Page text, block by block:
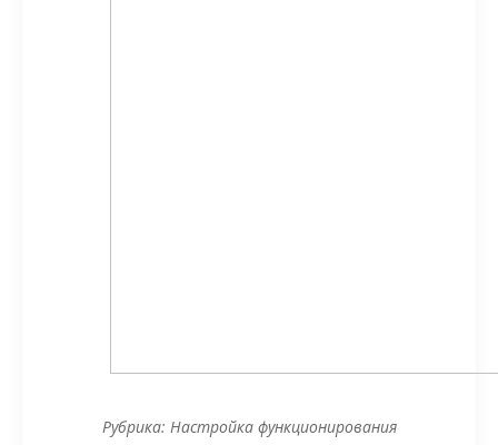
Рубрика: Настройка функционирования